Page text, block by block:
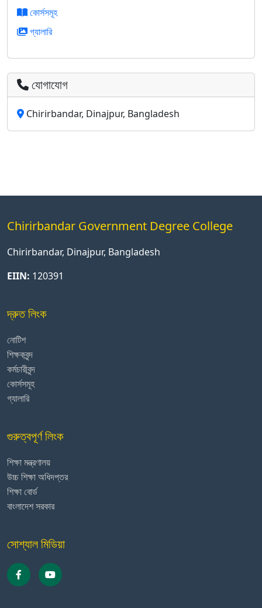
কোর্সসমূহ
গ্যালারি
যোগাযোগ
Chirirbandar, Dinajpur, Bangladesh
Chirirbandar Government Degree College
Chirirbandar, Dinajpur, Bangladesh
EIIN: 120391
দ্রুত লিংক
নোটিশ
শিক্ষকবৃন্দ
কর্মচারীবৃন্দ
কোর্সসমূহ
গ্যালারি
গুরুত্বপূর্ণ লিংক
শিক্ষা মন্ত্রণালয়
উচ্চ শিক্ষা অধিদপ্তর
শিক্ষা বোর্ড
বাংলাদেশ সরকার
সোশ্যাল মিডিয়া